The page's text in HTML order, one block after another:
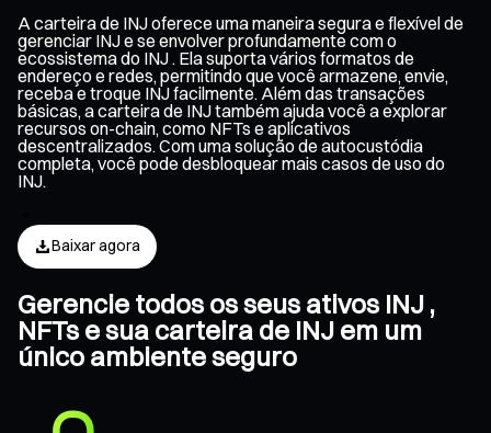
A carteira de INJ oferece uma maneira segura e flexível de
gerenciar INJ e se envolver profundamente com o
ecossistema do INJ . Ela suporta vários formatos de
endereço e redes, permitindo que você armazene, envie,
receba e troque INJ facilmente. Além das transações
básicas, a carteira de INJ também ajuda você a explorar
recursos on-chain, como NFTs e aplicativos
descentralizados. Com uma solução de autocustódia
completa, você pode desbloquear mais casos de uso do
INJ.
Baixar agora
Gerencie todos os seus ativos INJ ,
NFTs e sua carteira de INJ em um
único ambiente seguro